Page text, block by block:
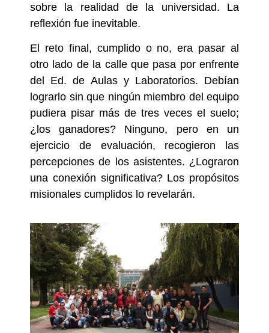
sobre la realidad de la universidad. La
reflexión fue inevitable.
El reto final, cumplido o no, era pasar al
otro lado de la calle que pasa por enfrente
del Ed. de Aulas y Laboratorios. Debían
lograrlo sin que ningún miembro del equipo
pudiera pisar más de tres veces el suelo;
¿los ganadores? Ninguno, pero en un
ejercicio de evaluación, recogieron las
percepciones de los asistentes. ¿Lograron
una conexión significativa? Los propósitos
misionales cumplidos lo revelarán.